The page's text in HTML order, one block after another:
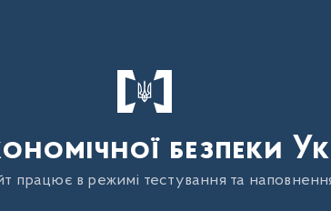
безпеки
працює в режимі тестування та